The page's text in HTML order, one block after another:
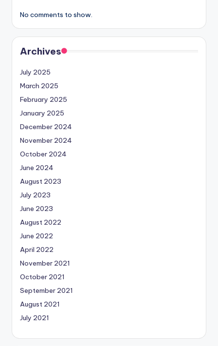
No comments to show.
Archives
July 2025
March 2025
February 2025
January 2025
December 2024
November 2024
October 2024
June 2024
August 2023
July 2023
June 2023
August 2022
June 2022
April 2022
November 2021
October 2021
September 2021
August 2021
July 2021